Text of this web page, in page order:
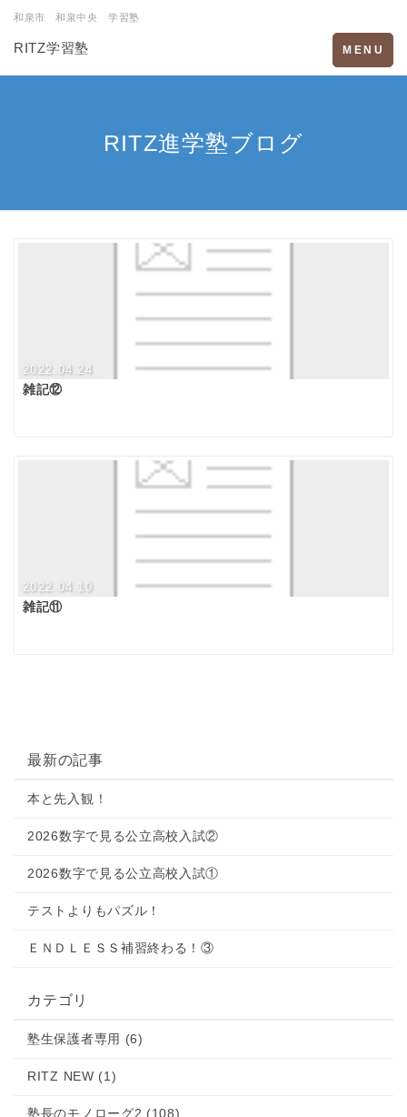
和泉市 和泉中央 学習塾
RITZ学習塾
Toggle
navigation
MENU
RITZ進学塾ブログ
2022.04.24
雑記⑫
2022.04.10
雑記⑪
最新の記事
本と先入観！
2026数字で見る公立高校入試②
2026数字で見る公立高校入試①
テストよりもパズル！
ＥＮＤＬＥＳＳ補習終わる！③
カテゴリ
塾生保護者専用 (6)
RITZ NEW (1)
塾長のモノローグ2 (108)